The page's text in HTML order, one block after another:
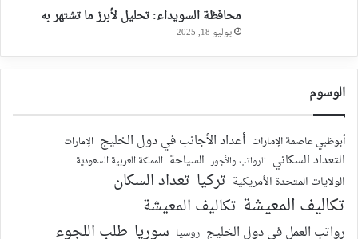
محافظة السويداء: تحليل لأبرز ما تشتهر به
يوليو 18, 2025
الوسوم
أبوظبي عاصمة الإمارات أعداد الأجانب في دول الخليج الإمارات
التعداد السكاني الرواتب والأجور السياحة المملكة العربية السعودية
الولايات المتحدة الأمريكية تركيا تعداد السكان
تكاليف المعيشة تكاليف المعيشة
رواتب العمل في دول الخليج روسيا سوريا طلب اللجوء